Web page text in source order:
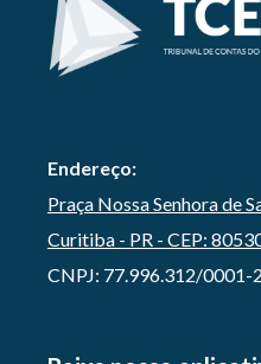
Endereço:
Praça Nossa Senhora de
Curitiba - PR - CEP:
CNPJ: 77.996.312/0001-